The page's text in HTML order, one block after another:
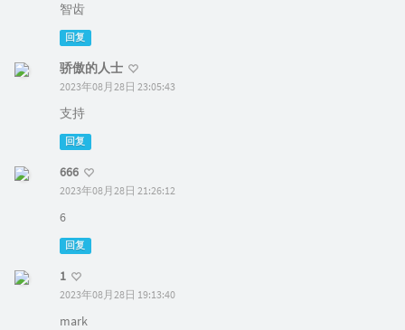
智齿
回复
骄傲的人士
2023年08月28日 23:05:43
支持
回复
666
2023年08月28日 21:26:12
6
回复
1
2023年08月28日 19:13:40
mark